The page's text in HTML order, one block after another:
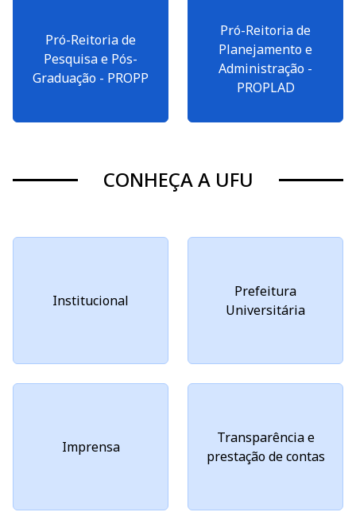
Pró-Reitoria de
Pesquisa e Pós-
Graduação - PROPP
Pró-Reitoria de
Planejamento e
Administração -
PROPLAD
CONHEÇA A UFU
Institucional
Prefeitura
Universitária
Imprensa
Transparência e
prestação de contas